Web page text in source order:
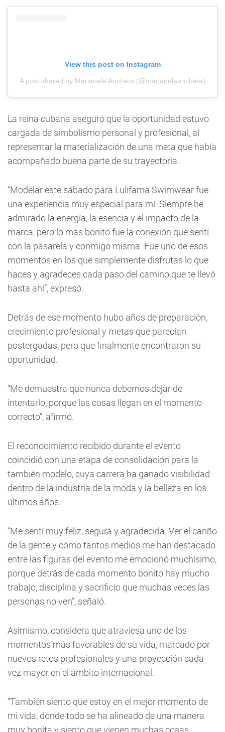
View this post on Instagram
A post shared by Marianela Ancheta (@marianelaancheta)
La reina cubana aseguró que la oportunidad estuvo
cargada de simbolismo personal y profesional, al
representar la materialización de una meta que había
acompañado buena parte de su trayectoria.
“Modelar este sábado para Lulifama Swimwear fue
una experiencia muy especial para mí. Siempre he
admirado la energía, la esencia y el impacto de la
marca, pero lo más bonito fue la conexión que sentí
con la pasarela y conmigo misma. Fue uno de esos
momentos en los que simplemente disfrutas lo que
haces y agradeces cada paso del camino que te llevó
hasta ahí”, expresó.
Detrás de ese momento hubo años de preparación,
crecimiento profesional y metas que parecían
postergadas, pero que finalmente encontraron su
oportunidad.
“Me demuestra que nunca debemos dejar de
intentarlo, porque las cosas llegan en el momento
correcto”, afirmó.
El reconocimiento recibido durante el evento
coincidió con una etapa de consolidación para la
también modelo, cuya carrera ha ganado visibilidad
dentro de la industria de la moda y la belleza en los
últimos años.
“Me sentí muy feliz, segura y agradecida. Ver el cariño
de la gente y cómo tantos medios me han destacado
entre las figuras del evento me emocionó muchísimo,
porque detrás de cada momento bonito hay mucho
trabajo, disciplina y sacrificio que muchas veces las
personas no ven”, señaló.
Asimismo, considera que atraviesa uno de los
momentos más favorables de su vida, marcado por
nuevos retos profesionales y una proyección cada
vez mayor en el ámbito internacional.
“También siento que estoy en el mejor momento de
mi vida, donde todo se ha alineado de una manera
muy bonita y siento que vienen muchas cosas